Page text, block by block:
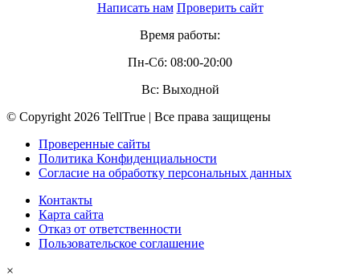
Написать нам Проверить сайт
Время работы:
Пн-Сб: 08:00-20:00
Вс: Выходной
© Copyright 2026 TellTrue | Все права защищены
Проверенные сайты
Политика Конфиденциальности
Согласие на обработку персональных данных
Контакты
Карта сайта
Отказ от ответственности
Пользовательское соглашение
×